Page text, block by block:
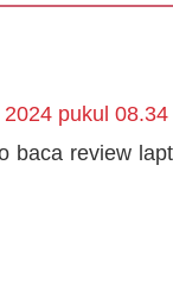
2024 pukul 08.34
baca review